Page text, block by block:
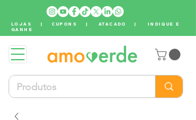
LOJAS | CUPONS |ATACADO | INDIQUE E
GANHE